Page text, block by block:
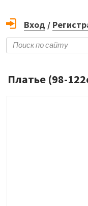
Вход /
Платье (98-